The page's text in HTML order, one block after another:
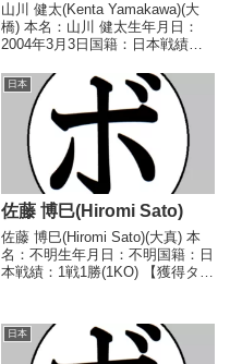
山川 健太(Kenta Yamakawa)(大
橋) 本名：山川 健太生年月日：
2004年3月3日国籍：日本戦績：8
2021年度高校総体ライト級優勝
(アマチュア) 【戦歴】
2022/07/12 ○4R判定...
日本
佐藤 博巳(Hiromi Sato)
佐藤 博巳(Hiromi Sato)(大真) 本
名：不明生年月日：不明国籍：日
本戦績：1戦1勝(1KO) 【獲得タイ
和) 【補足情報】・BoxRecには
選手情報の掲載がない。...
日本